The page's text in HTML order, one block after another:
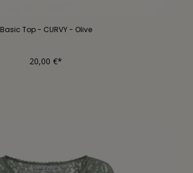
Basic Top - CURVY - Olive
20,00 €*